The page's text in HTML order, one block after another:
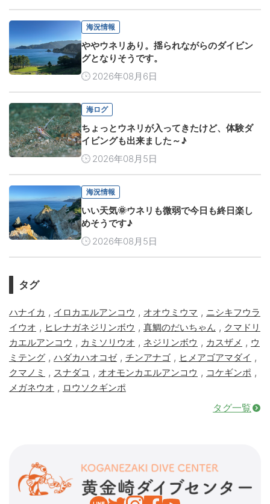
海況情報
ややウネリあり。揺られながらのダイビン
グとなりそうです。
2026年08月6日
海ログ
ちょっとウネリが入ってきたけど、体験ダ
イビングも出来ました～♪
2026年08月5日
海況情報
いい天気🌞ウネリも微弱で今日も終日楽し
めそうです♪
2026年08月5日
タグ
ハナイカ , イロカエルアンコウ , オオウミウマ , ニシキフウラ
イウオ , ヒレナガネジリンボウ , 真鯛のだいちゃん , クマドリ
カエルアンコウ , カミソリウオ , ネジリンボウ , カスザメ , ウ
ミテング , ハダカハオコゼ, チンアナゴ , ヒメアゴアマダイ ,
クマノミ , スナダコ , オオモンカエルアンコウ , コケギンポ ,
メガネウオ , ロウソクギンポ
タグ一覧